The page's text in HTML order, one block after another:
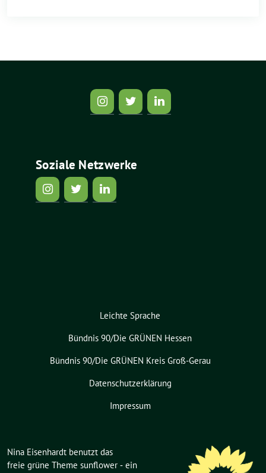
Soziale Netzwerke
Leichte Sprache
Bündnis 90/Die GRÜNEN Hessen
Bündnis 90/Die GRÜNEN Kreis Groß-Gerau
Datenschutzerklärung
Impressum
Nina Eisenhardt benutzt das
freie grüne Theme sunflower ‐ ein